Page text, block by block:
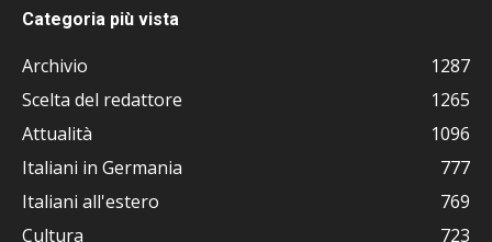
Categoria più vista
Archivio
1287
Scelta del redattore
1265
Attualità
1096
Italiani in Germania
777
Italiani all'estero
769
Cultura
723